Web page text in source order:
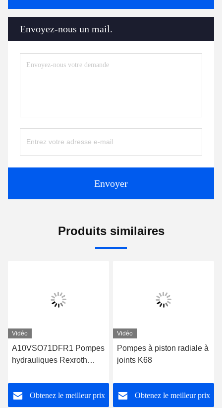
Envoyez-nous un mail.
Envoyer
Produits similaires
Vidéo
A10VSO71DFR1 Pompes
hydrauliques Rexroth
Rexroth
Obtenez le meilleur prix
Vidéo
Pompes à piston radiale à
joints K68
Obtenez le meilleur prix